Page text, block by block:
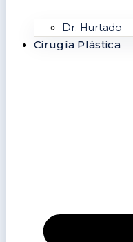
Dr. Hurtado
Cirugía Plástica